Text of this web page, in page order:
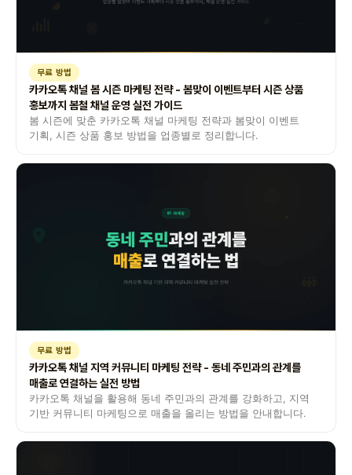
무료 방법
카카오톡 채널 봄 시즌 마케팅 전략 - 봄맞이 이벤트부터 시즌 상품
홍보까지 봄철 채널 운영 실전 가이드
봄 시즌에 맞춘 카카오톡 채널 마케팅 전략과 봄맞이 이벤트
기획, 시즌 상품 홍보 방법을 업종별로 정리합니다.
무료 방법
카카오톡 채널 지역 커뮤니티 마케팅 전략 - 동네 주민과의 관계를
매출로 연결하는 실전 방법
카카오톡 채널을 활용해 동네 주민과의 관계를 강화하고, 지역
기반 커뮤니티 마케팅으로 매출을 올리는 방법을 안내합니다.